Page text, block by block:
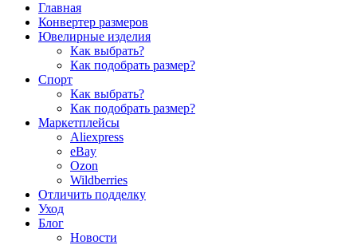
Главная
Конвертер размеров
Ювелирные изделия
Как выбрать?
Как подобрать размер?
Спорт
Как выбрать?
Как подобрать размер?
Маркетплейсы
Aliexpress
eBay
Ozon
Wildberries
Отличить подделку
Уход
Блог
Новости